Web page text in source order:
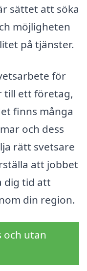
sättet att söka
möjligheten
på tjänster.
för
till ett företag,
finns många
och dess
rätt svetsare
att jobbet
dig tid att
din region.
och utan